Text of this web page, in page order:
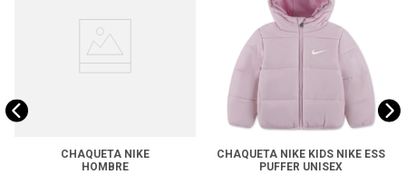
CHAQUETA NIKE
HOMBRE
CHAQUETA NIKE KIDS NIKE ESS
PUFFER UNISEX